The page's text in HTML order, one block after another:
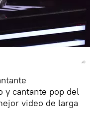
y cantante pop del
video de larga